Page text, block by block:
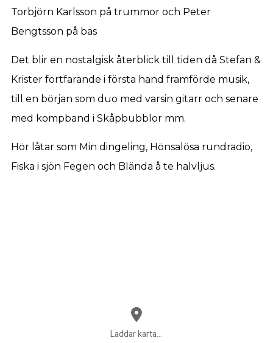
Torbjörn Karlsson på trummor och Peter
Bengtsson på bas
Det blir en nostalgisk återblick till tiden då Stefan &
Krister fortfarande i första hand framförde musik,
till en början som duo med varsin gitarr och senare
med kompband i Skåpbubblor mm.
Hör låtar som Min dingeling, Hönsalösa rundradio,
Fiska i sjön Fegen och Blända å te halvljus.
Laddar karta...